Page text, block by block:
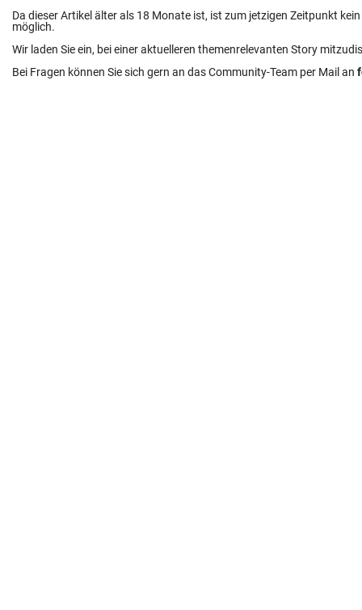
Da dieser Artikel älter als 18 Monate ist, ist zum jetzigen Zeitpunkt
möglich.
Wir laden Sie ein, bei einer aktuelleren themenrelevanten Story
Bei Fragen können Sie sich gern an das Community-Team per Mail an